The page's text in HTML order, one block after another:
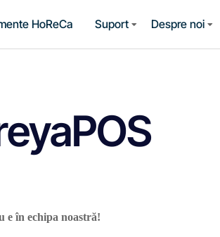
HoReCa Suport Despre noi
e în echipa noastră!